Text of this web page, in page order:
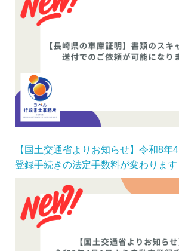
【国土交通省よりお知らせ】令和8年
登録手続きの法定手数料が変わります